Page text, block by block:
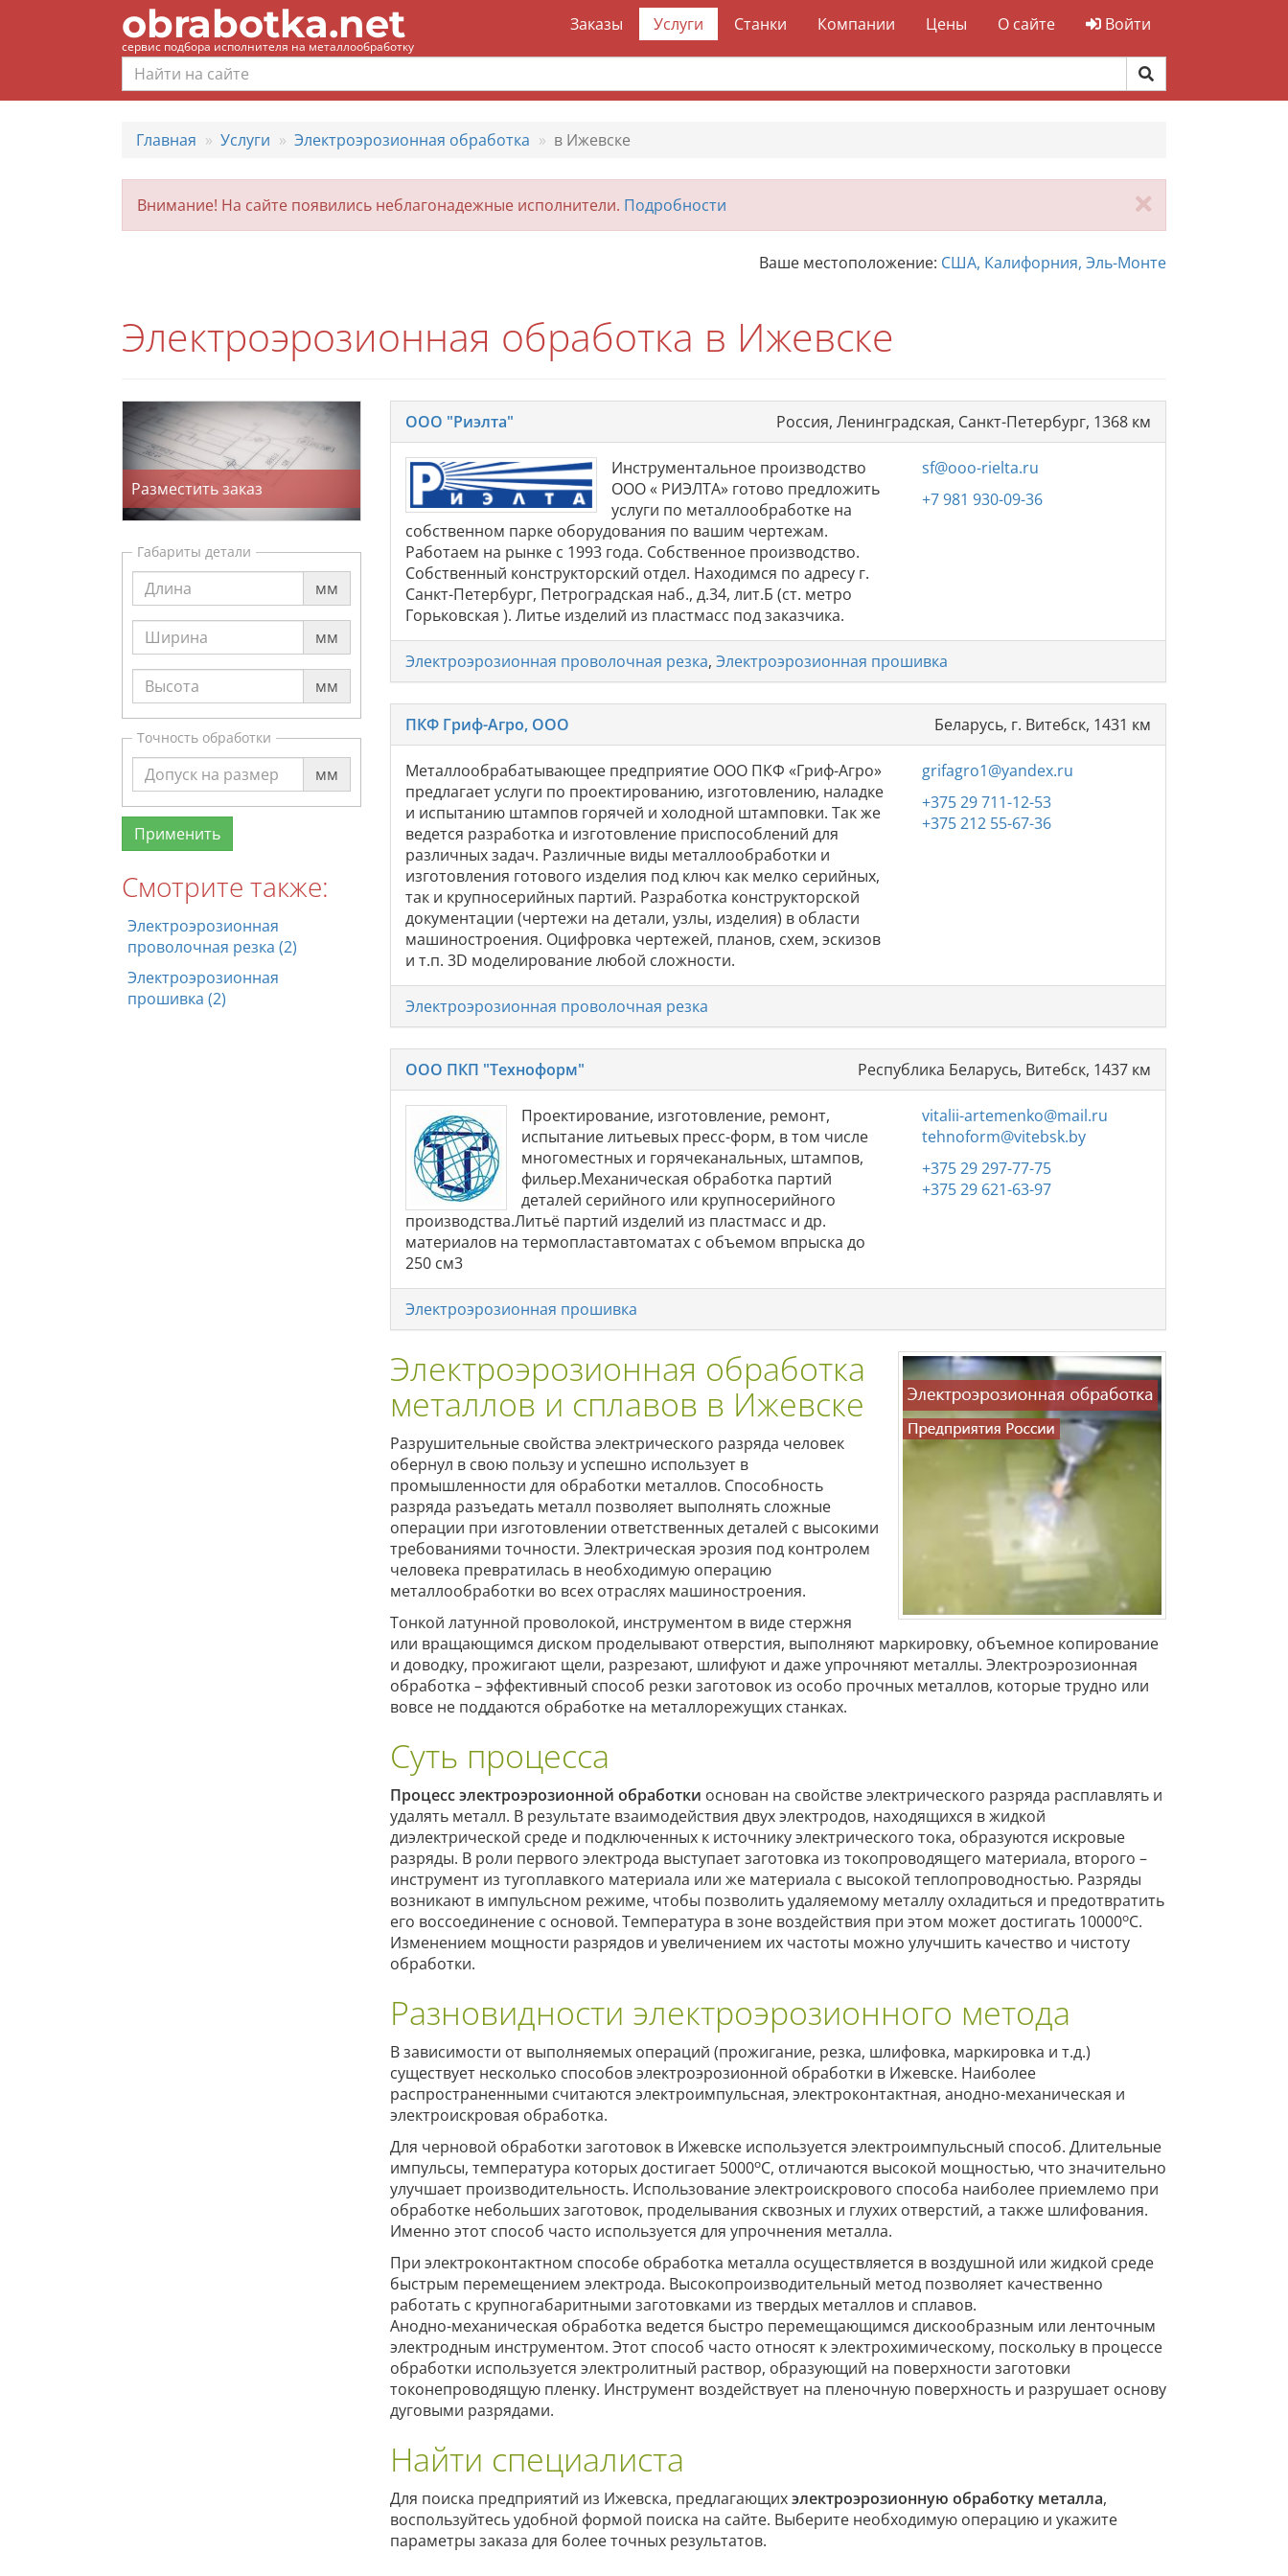
obrabotka.net
сервис подбора исполнителя на металлообработку
Заказы Услуги Станки Компании Цены О сайте Войти
Главная Услуги Электроэрозионная обработка в Ижевске
Внимание! На сайте появились неблагонадежные исполнители. Подробности
Ваше местоположение: США, Калифорния, Эль-Монте
Электроэрозионная обработка в Ижевске
Разместить заказ
Габариты детали
мм
мм
мм
Точность обработки
мм
Смотрите также:
Электроэрозионная
проволочная резка (2)
Электроэрозионная
прошивка (2)
ООО "Риэлта" Россия, Ленинградская, Санкт-Петербург, 1368 км
Инструментальное производство
ООО « РИЭЛТА» готово предложить
услуги по металлообработке на
собственном парке оборудования по вашим чертежам.
Работаем на рынке с 1993 года. Собственное производство.
Собственный конструкторский отдел. Находимся по адресу г.
Санкт-Петербург, Петроградская наб., д.34, лит.Б (ст. метро
Горьковская ). Литье изделий из пластмасс под заказчика.
sf@ooo-rielta.ru
+7 981 930-09-36
Электроэрозионная проволочная резка, Электроэрозионная прошивка
ПКФ Гриф-Агро, ООО Беларусь, г. Витебск, 1431 км
Металлообрабатывающее предприятие ООО ПКФ «Гриф-Агро»
предлагает услуги по проектированию, изготовлению, наладке
и испытанию штампов горячей и холодной штамповки. Так же
ведется разработка и изготовление приспособлений для
различных задач. Различные виды металлообработки и
изготовления готового изделия под ключ как мелко серийных,
так и крупносерийных партий. Разработка конструкторской
документации (чертежи на детали, узлы, изделия) в области
машиностроения. Оцифровка чертежей, планов, схем, эскизов
и т.п. 3D моделирование любой сложности.
grifagro1@yandex.ru
+375 29 711-12-53
+375 212 55-67-36
Электроэрозионная проволочная резка
ООО ПКП "Техноформ" Республика Беларусь, Витебск, 1437 км
Проектирование, изготовление, ремонт,
испытание литьевых пресс-форм, в том числе
многоместных и горячеканальных, штампов,
фильер.Механическая обработка партий
деталей серийного или крупносерийного
производства.Литьё партий изделий из пластмасс и др.
материалов на термопластавтоматах с объемом впрыска до
250 см3
vitalii-artemenko@mail.ru
tehnoform@vitebsk.by
+375 29 297-77-75
+375 29 621-63-97
Электроэрозионная прошивка
Электроэрозионная обработка
металлов и сплавов в Ижевске
Разрушительные свойства электрического разряда человек
обернул в свою пользу и успешно использует в
промышленности для обработки металлов. Способность
разряда разъедать металл позволяет выполнять сложные
операции при изготовлении ответственных деталей с высокими
требованиями точности. Электрическая эрозия под контролем
человека превратилась в необходимую операцию
металлообработки во всех отраслях машиностроения.
Тонкой латунной проволокой, инструментом в виде стержня
или вращающимся диском проделывают отверстия, выполняют маркировку, объемное копирование
и доводку, прожигают щели, разрезают, шлифуют и даже упрочняют металлы. Электроэрозионная
обработка – эффективный способ резки заготовок из особо прочных металлов, которые трудно или
вовсе не поддаются обработке на металлорежущих станках.
Суть процесса
Процесс электроэрозионной обработки основан на свойстве электрического разряда расплавлять и
удалять металл. В результате взаимодействия двух электродов, находящихся в жидкой
диэлектрической среде и подключенных к источнику электрического тока, образуются искровые
разряды. В роли первого электрода выступает заготовка из токопроводящего материала, второго –
инструмент из тугоплавкого материала или же материала с высокой теплопроводностью. Разряды
возникают в импульсном режиме, чтобы позволить удаляемому металлу охладиться и предотвратить
его воссоединение с основой. Температура в зоне воздействия при этом может достигать 10000оС.
Изменением мощности разрядов и увеличением их частоты можно улучшить качество и чистоту
обработки.
Разновидности электроэрозионного метода
В зависимости от выполняемых операций (прожигание, резка, шлифовка, маркировка и т.д.)
существует несколько способов электроэрозионной обработки в Ижевске. Наиболее
распространенными считаются электроимпульсная, электроконтактная, анодно-механическая и
электроискровая обработка.
Для черновой обработки заготовок в Ижевске используется электроимпульсный способ. Длительные
импульсы, температура которых достигает 5000оС, отличаются высокой мощностью, что значительно
улучшает производительность. Использование электроискрового способа наиболее приемлемо при
обработке небольших заготовок, проделывания сквозных и глухих отверстий, а также шлифования.
Именно этот способ часто используется для упрочнения металла.
При электроконтактном способе обработка металла осуществляется в воздушной или жидкой среде
быстрым перемещением электрода. Высокопроизводительный метод позволяет качественно
работать с крупногабаритными заготовками из твердых металлов и сплавов.
Анодно-механическая обработка ведется быстро перемещающимся дискообразным или ленточным
электродным инструментом. Этот способ часто относят к электрохимическому, поскольку в процессе
обработки используется электролитный раствор, образующий на поверхности заготовки
токонепроводящую пленку. Инструмент воздействует на пленочную поверхность и разрушает основу
дуговыми разрядами.
Найти специалиста
Для поиска предприятий из Ижевска, предлагающихэлектроэрозионную обработку металла,
воспользуйтесь удобной формой поиска на сайте. Выберите необходимую операцию и укажите
параметры заказа для более точных результатов.